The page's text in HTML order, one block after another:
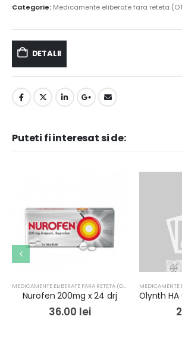
Categorie: Medicamente eliberate fara reteta
DETALII
Puteti fi interesat si de:
MEDICAMENTE ELIBERATE FARA RETETA (OTC)
Nurofen 200mg x 24 drj
36.00 lei